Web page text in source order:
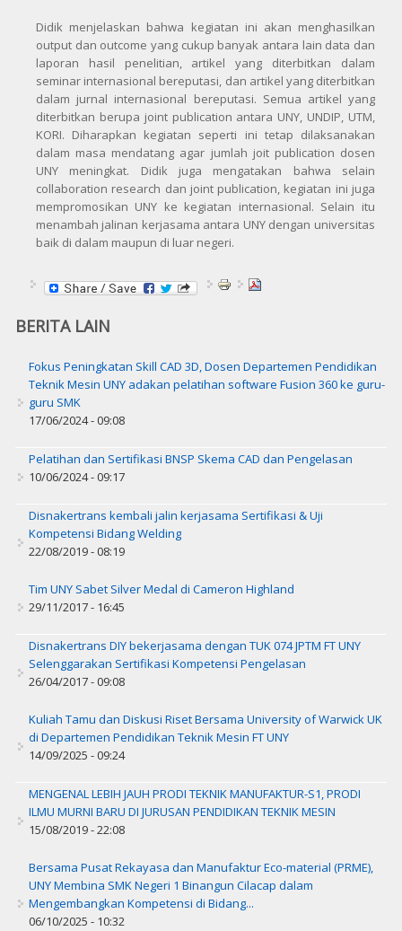
Didik menjelaskan bahwa kegiatan ini akan menghasilkan
output dan outcome yang cukup banyak antara lain data dan
laporan hasil penelitian, artikel yang diterbitkan dalam
seminar internasional bereputasi, dan artikel yang diterbitkan
dalam jurnal internasional bereputasi. Semua artikel yang
diterbitkan berupa joint publication antara UNY, UNDIP, UTM,
KORI. Diharapkan kegiatan seperti ini tetap dilaksanakan
dalam masa mendatang agar jumlah joit publication dosen
UNY meningkat. Didik juga mengatakan bahwa selain
collaboration research dan joint publication, kegiatan ini juga
mempromosikan UNY ke kegiatan internasional. Selain itu
menambah jalinan kerjasama antara UNY dengan universitas
baik di dalam maupun di luar negeri.
BERITA LAIN
Fokus Peningkatan Skill CAD 3D, Dosen Departemen Pendidikan
Teknik Mesin UNY adakan pelatihan software Fusion 360 ke guru-
guru SMK
17/06/2024 - 09:08
Pelatihan dan Sertifikasi BNSP Skema CAD dan Pengelasan
10/06/2024 - 09:17
Disnakertrans kembali jalin kerjasama Sertifikasi & Uji
Kompetensi Bidang Welding
22/08/2019 - 08:19
Tim UNY Sabet Silver Medal di Cameron Highland
29/11/2017 - 16:45
Disnakertrans DIY bekerjasama dengan TUK 074 JPTM FT UNY
Selenggarakan Sertifikasi Kompetensi Pengelasan
26/04/2017 - 09:08
Kuliah Tamu dan Diskusi Riset Bersama University of Warwick UK
di Departemen Pendidikan Teknik Mesin FT UNY
14/09/2025 - 09:24
MENGENAL LEBIH JAUH PRODI TEKNIK MANUFAKTUR-S1, PRODI
ILMU MURNI BARU DI JURUSAN PENDIDIKAN TEKNIK MESIN
15/08/2019 - 22:08
Bersama Pusat Rekayasa dan Manufaktur Eco-material (PRME),
UNY Membina SMK Negeri 1 Binangun Cilacap dalam
Mengembangkan Kompetensi di Bidang...
06/10/2025 - 10:32